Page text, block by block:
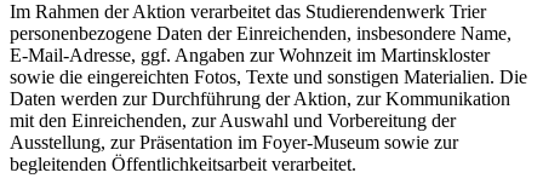
Im Rahmen der Aktion verarbeitet das Studierendenwerk Trier
personenbezogene Daten der Einreichenden, insbesondere Name,
E-Mail-Adresse, ggf. Angaben zur Wohnzeit im Martinskloster
sowie die eingereichten Fotos, Texte und sonstigen Materialien. Die
Daten werden zur Durchführung der Aktion, zur Kommunikation
mit den Einreichenden, zur Auswahl und Vorbereitung der
Ausstellung, zur Präsentation im Foyer-Museum sowie zur
begleitenden Öffentlichkeitsarbeit verarbeitet.